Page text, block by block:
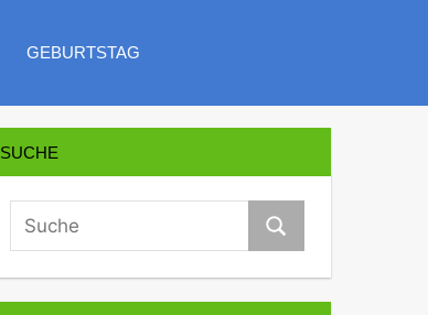
GEBURTSTAG
SUCHE